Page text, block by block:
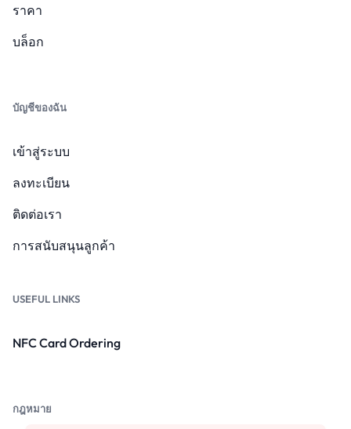
ราคา
บล็อก
บัญชีของฉัน
เข้าสู่ระบบ
ลงทะเบียน
ติดต่อเรา
การสนับสนุนลูกค้า
USEFUL LINKS
NFC Card Ordering
กฎหมาย